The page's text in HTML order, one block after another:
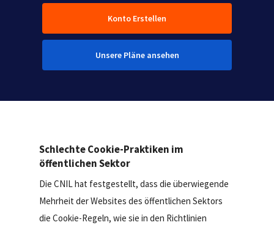
Konto Erstellen
Unsere Pläne ansehen
Schlechte Cookie-Praktiken im
öffentlichen Sektor
Die CNIL hat festgestellt, dass die überwiegende
Mehrheit der Websites des öffentlichen Sektors
die Cookie-Regeln, wie sie in den Richtlinien